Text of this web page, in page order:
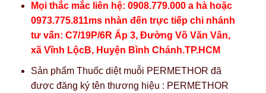
Mọi thắc mắc liên hệ: 0908.779.000 a hà hoặc
0973.775.811ms nhàn đến trực tiếp chi nhánh
tư vấn: C7/19P/6R Ấp 3, Đường Võ Văn Vân,
xã Vĩnh LộcB, Huyện Bình Chánh.TP.HCM
Sản phẩm Thuốc diệt muỗi PERMETHOR đã
được đăng ký tên thương hiệu : PERMETHOR